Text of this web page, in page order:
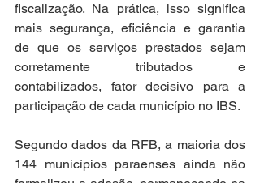
fiscalização. Na prática, isso significa
mais segurança, eficiência e garantia
de que os serviços prestados sejam
corretamente tributados e
contabilizados, fator decisivo para a
participação de cada município no IBS.
Segundo dados da RFB, a maioria dos
144 municípios paraenses ainda não